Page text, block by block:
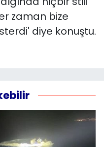
zaman bize
diye konuştu.